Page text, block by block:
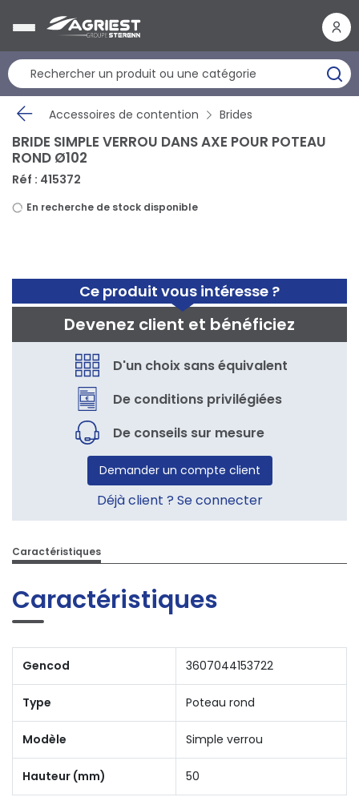
Accessoires de contention Brides
Ce produit vous intéresse ?
Devenez client et bénéficiez
D'un choix sans équivalent
De conditions privilégiées
De conseils sur mesure
Demander un compte client
Déjà client ? Se connecter
BRIDE SIMPLE VERROU DANS AXE POUR POTEAU
ROND Ø102
Réf : 415372
En recherche de stock disponible
Caractéristiques
Caractéristiques
Gencod 3607044153722
Type Poteau rond
Modèle Simple verrou
Hauteur (mm) 50